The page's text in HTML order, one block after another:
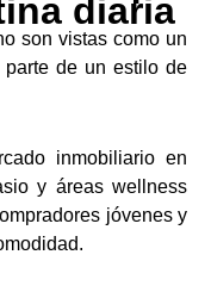
diaria
son vistas como un
parte de un estilo de
inmobiliario en
y áreas wellness
jóvenes y